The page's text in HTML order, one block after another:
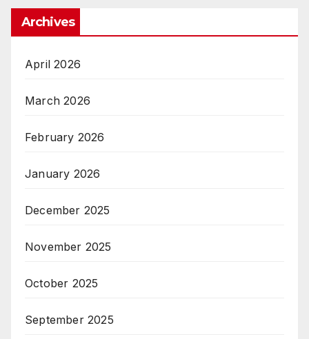
Archives
April 2026
March 2026
February 2026
January 2026
December 2025
November 2025
October 2025
September 2025